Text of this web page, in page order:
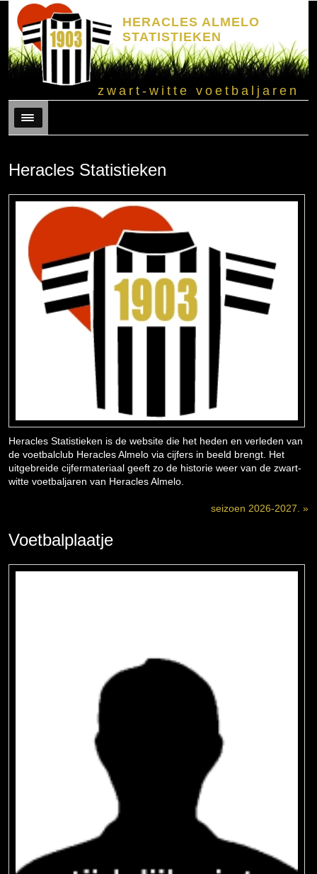
HERACLES ALMELO
STATISTIEKEN
zwart-witte voetbaljaren
Menu
Heracles Statistieken
Heracles Statistieken is de website die het heden en verleden van
de voetbalclub Heracles Almelo via cijfers in beeld brengt. Het
uitgebreide cijfermateriaal geeft zo de historie weer van de zwart-
witte voetbaljaren van Heracles Almelo.
seizoen 2026-2027. »
Voetbalplaatje